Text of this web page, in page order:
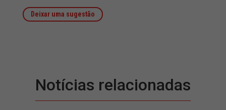
Deixar uma sugestão
Notícias relacionadas